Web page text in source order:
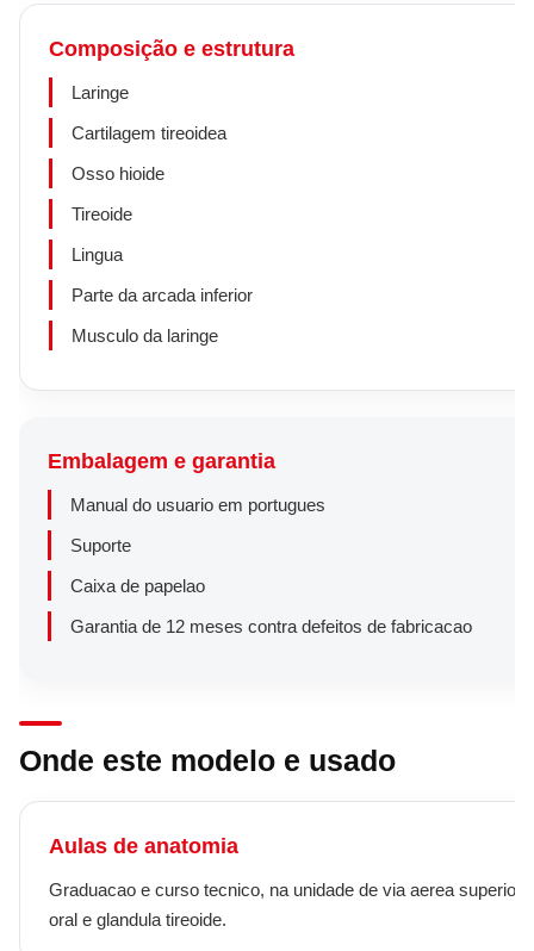
Composição e estrutura
Laringe
Cartilagem tireoidea
Osso hioide
Tireoide
Lingua
Parte da arcada inferior
Musculo da laringe
Embalagem e garantia
Manual do usuario em portugues
Suporte
Caixa de papelao
Garantia de 12 meses contra defeitos de fabricacao
Onde este modelo e usado
Aulas de anatomia
Graduacao e curso tecnico, na unidade de via aerea superior,
oral e glandula tireoide.